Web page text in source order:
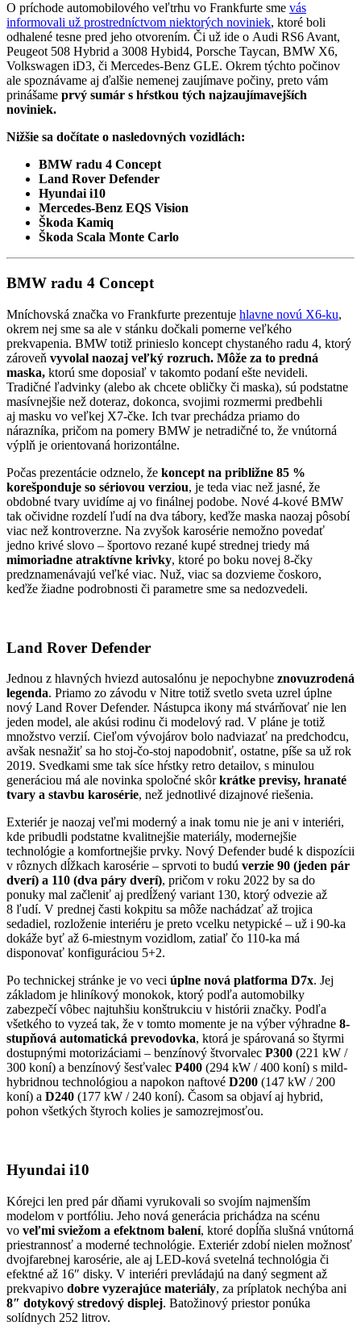
O príchode automobilového veľtrhu vo Frankfurte sme vás
informovali už prostredníctvom niektorých noviniek, ktoré boli
odhalené tesne pred jeho otvorením. Či už ide o Audi RS6 Avant,
Peugeot 508 Hybrid a 3008 Hybid4, Porsche Taycan, BMW X6,
Volkswagen iD3, či Mercedes-Benz GLE. Okrem týchto počinov
ale spoznávame aj ďalšie nemenej zaujímave počiny, preto vám
prinášame prvý sumár s hŕstkou tých najzaujímavejších
noviniek.
Nižšie sa dočítate o nasledovných vozidlách:
BMW radu 4 Concept
Land Rover Defender
Hyundai i10
Mercedes-Benz EQS Vision
Škoda Kamiq
Škoda Scala Monte Carlo
BMW radu 4 Concept
Mníchovská značka vo Frankfurte prezentuje hlavne novú X6-ku,
okrem nej sme sa ale v stánku dočkali pomerne veľkého
prekvapenia. BMW totiž prinieslo koncept chystaného radu 4, ktorý
zároveň vyvolal naozaj veľký rozruch. Môže za to predná
maska, ktorú sme doposiaľ v takomto podaní ešte nevideli.
Tradičné ľadvinky (alebo ak chcete obličky či maska), sú podstatne
masívnejšie než doteraz, dokonca, svojimi rozmermi predbehli
aj masku vo veľkej X7-čke. Ich tvar prechádza priamo do
nárazníka, pričom na pomery BMW je netradičné to, že vnútorná
výplň je orientovaná horizontálne.
Počas prezentácie odznelo, že koncept na približne 85 %
korešponduje so sériovou verziou, je teda viac než jasné, že
obdobné tvary uvidíme aj vo finálnej podobe. Nové 4-kové BMW
tak očividne rozdelí ľudí na dva tábory, keďže maska naozaj pôsobí
viac než kontroverzne. Na zvyšok karosérie nemožno povedať
jedno krivé slovo – športovo rezané kupé strednej triedy má
mimoriadne atraktívne krivky, ktoré po boku novej 8-čky
predznamenávajú veľké viac. Nuž, viac sa dozvieme čoskoro,
keďže žiadne podrobnosti či parametre sme sa nedozvedeli.
Land Rover Defender
Jednou z hlavných hviezd autosalónu je nepochybne znovuzrodená
legenda. Priamo zo závodu v Nitre totiž svetlo sveta uzrel úplne
nový Land Rover Defender. Nástupca ikony má stvárňovať nie len
jeden model, ale akúsi rodinu či modelový rad. V pláne je totiž
množstvo verzií. Cieľom vývojárov bolo nadviazať na predchodcu,
avšak nesnažiť sa ho stoj-čo-stoj napodobniť, ostatne, píše sa už rok
2019. Svedkami sme tak síce hŕstky retro detailov, s minulou
generáciou má ale novinka spoločné skôrkrátke previsy, hranaté
tvary a stavbu karosérie, než jednotlivé dizajnové riešenia.
Exteriér je naozaj veľmi moderný a inak tomu nie je ani v interiéri,
kde pribudli podstatne kvalitnejšie materiály, modernejšie
technológie a komfortnejšie prvky. Nový Defender budé k dispozícii
v rôznych dĺžkach karosérie – sprvoti to budú verzie 90 (jeden pár
dverí) a 110 (dva páry dverí), pričom v roku 2022 by sa do
ponuky mal začleniť aj predĺžený variant 130, ktorý odvezie až
8 ľudí. V prednej časti kokpitu sa môže nachádzať až trojica
sedadiel, rozloženie interiéru je preto vcelku netypické – už i 90-ka
dokáže byť až 6-miestnym vozidlom, zatiaľ čo 110-ka má
disponovať konfiguráciou 5+2.
Po technickej stránke je vo veci úplne nová platforma D7x. Jej
základom je hliníkový monokok, ktorý podľa automobilky
zabezpečí vôbec najtuhšiu konštrukciu v histórii značky. Podľa
všetkého to vyzeá tak, že v tomto momente je na výber výhradne 8-
stupňová automatická prevodovka, ktorá je spárovaná so štyrmi
dostupnými motorizáciami – benzínový štvorvalec P300 (221 kW /
300 koní) a benzínový šesťvalec P400 (294 kW / 400 koní) s mild-
hybridnou technológiou a napokon naftové D200 (147 kW / 200
koní) a D240 (177 kW / 240 koní). Časom sa objaví aj hybrid,
pohon všetkých štyroch kolies je samozrejmosťou.
Hyundai i10
Kórejci len pred pár dňami vyrukovali so svojím najmenším
modelom v portfóliu. Jeho nová generácia prichádza na scénu
vo veľmi sviežom a efektnom balení, ktoré dopĺňa slušná vnútorná
priestrannosť a moderné technológie. Exteriér zdobí nielen možnosť
dvojfarebnej karosérie, ale aj LED-ková svetelná technológia či
efektné až 16″ disky. V interiéri prevládajú na daný segment až
prekvapivo dobre vyzerajúce materiály, za príplatok nechýba ani
8″ dotykový stredový displej. Batožinový priestor ponúka
solídnych 252 litrov.